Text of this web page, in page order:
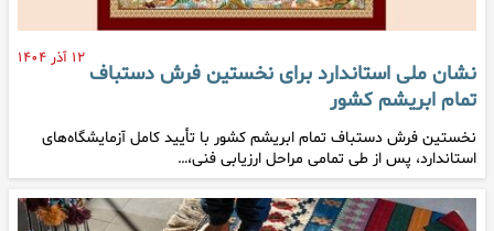
۱۲ آذر ۱۴۰۴
نشان ملی استاندارد برای نخستین فرش دستباف
تمام ابریشم کشور
نخستین فرش دستباف تمام‌ ابریشم کشور با تأیید کامل آزمایشگاه‌های
استاندارد، پس از طی تمامی مراحل ارزیابی فنی،…